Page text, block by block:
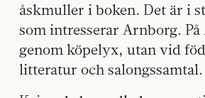
åskmuller i boken. Det är i
som intresserar Arnborg.
genom köpelyx, utan vid
litteratur och salongssamtal.